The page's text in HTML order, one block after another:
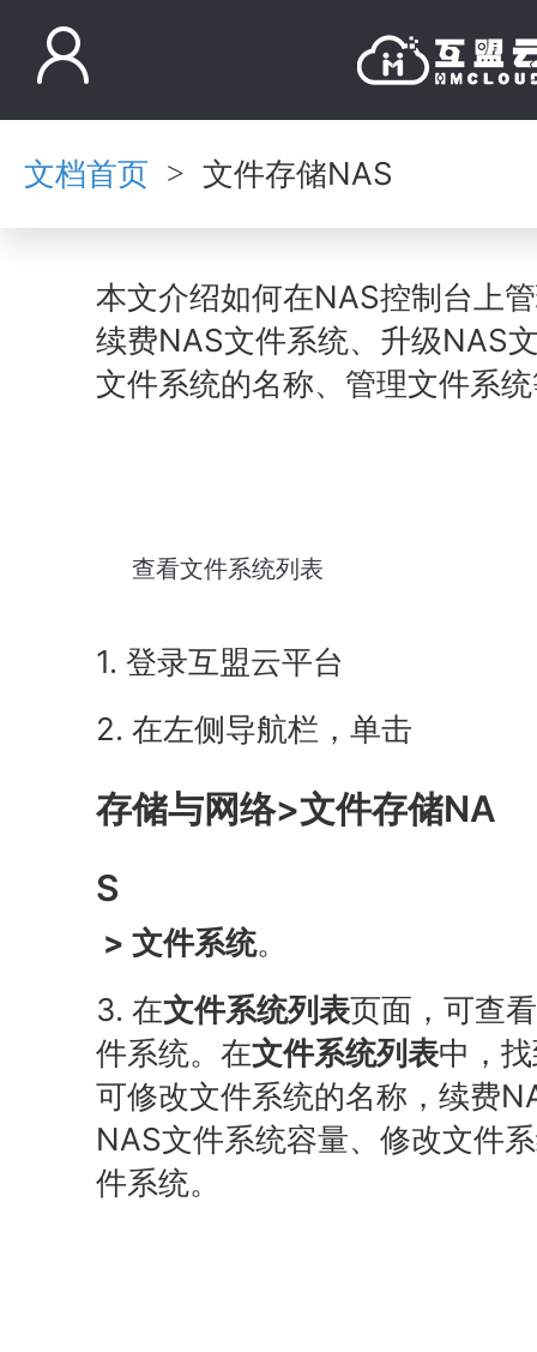
文档首页 > 文件存储NAS
本文介绍如何在NAS控制台上
续费NAS文件系统、升级NAS
文件系统的名称、管理文件系
查看文件系统列表
1. 登录互盟云平台
2. 在左侧导航栏，单击
存储与网络>文件存储NA
S
> 文件系统。
3. 在文件系统列表页面，可查
件系统。在文件系统列表中，
可修改文件系统的名称， 续费
NAS文件系统容量、修改文件
件系统。